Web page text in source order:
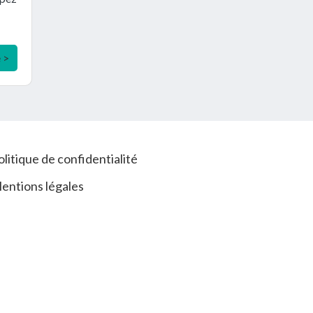
de confidentialité
légales